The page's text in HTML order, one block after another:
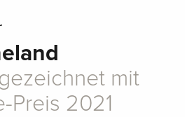
mit
Preis 2021